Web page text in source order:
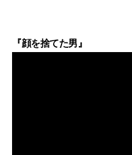
『顔を捨てた男』